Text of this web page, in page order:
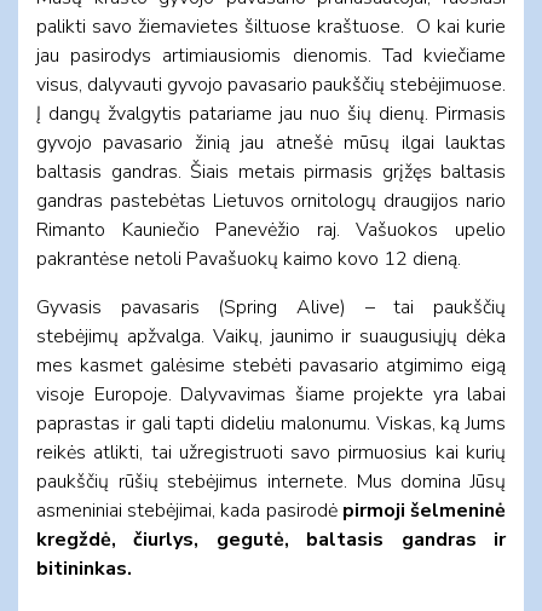
palikti savo žiemavietes šiltuose kraštuose. O kai kurie
jau pasirodys artimiausiomis dienomis. Tad kviečiame
visus, dalyvauti gyvojo pavasario paukščių stebėjimuose.
Į dangų žvalgytis patariame jau nuo šių dienų. Pirmasis
gyvojo pavasario žinią jau atnešė mūsų ilgai lauktas
baltasis gandras. Šiais metais pirmasis grįžęs baltasis
gandras pastebėtas Lietuvos ornitologų draugijos nario
Rimanto Kauniečio Panevėžio raj. Vašuokos upelio
pakrantėse netoli Pavašuokų kaimo kovo 12 dieną.
Gyvasis pavasaris (Spring Alive) – tai paukščių
stebėjimų apžvalga. Vaikų, jaunimo ir suaugusiųjų dėka
mes kasmet galėsime stebėti pavasario atgimimo eigą
visoje Europoje. Dalyvavimas šiame projekte yra labai
paprastas ir gali tapti dideliu malonumu. Viskas, ką Jums
reikės atlikti, tai užregistruoti savo pirmuosius kai kurių
paukščių rūšių stebėjimus internete. Mus domina Jūsų
asmeniniai stebėjimai, kada pasirodė pirmoji šelmeninė
kregždė, čiurlys, gegutė, baltasis gandras ir
bitininkas.